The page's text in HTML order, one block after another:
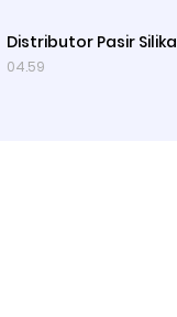
Distributor Pasir Silika
04.59